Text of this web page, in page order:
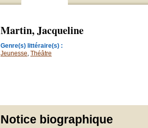
Martin, Jacqueline
Genre(s) littéraire(s) :
Jeunesse, Théâtre
Notice biographique